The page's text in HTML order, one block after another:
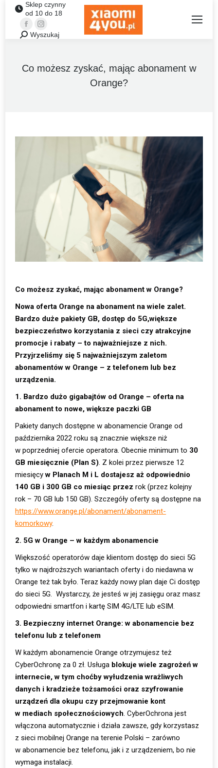
Sklep czynny
od 10 do 18
FacebookInstagram
Szukaj:Wyszukaj
Co możesz zyskać, mając abonament w
Orange?
Co możesz zyskać, mając abonament w Orange?
Nowa oferta Orange na abonament na wiele zalet.
Bardzo duże pakiety GB, dostęp do 5G,większe
bezpieczeństwo korzystania z sieci czy atrakcyjne
promocje i rabaty – to najważniejsze z nich.
Przyjrzeliśmy się 5 najważniejszym zaletom
abonamentów w Orange – z telefonem lub bez
urządzenia.
1. Bardzo dużo gigabajtów od Orange – oferta na
abonament to nowe, większe paczki GB
Pakiety danych dostępne w abonamencie Orange od
października 2022 roku są znacznie większe niż
w poprzedniej ofercie operatora. Obecnie minimum to 30
GB miesięcznie (Plan S). Z kolei przez pierwsze 12
miesięcyw Planach M i L dostajesz aż odpowiednio
140 GB i 300 GB co miesiąc przez rok (przez kolejny
rok – 70 GB lub 150 GB). Szczegóły oferty są dostępne na
https://www.orange.pl/abonament/abonament-
komorkowy.
2. 5G w Orange – w każdym abonamencie
Większość operatorów daje klientom dostęp do sieci 5G
tylko w najdroższych wariantach oferty i do niedawna w
Orange też tak było. Teraz każdy nowy plan daje Ci dostęp
do sieci 5G. Wystarczy, że jesteś w jej zasięgu oraz masz
odpowiedni smartfon i kartę SIM 4G/LTE lub eSIM.
3. Bezpieczny internet Orange: w abonamencie bez
telefonu lub z telefonem
W każdym abonamencie Orange otrzymujesz też
CyberOchronę za 0 zł. Usługa blokuje wiele zagrożeń w
internecie, w tym choćby wyłudzenia wrażliwych
danych i kradzieże tożsamości oraz szyfrowanie
urządzeń dla okupu czy przejmowanie kont
w mediach społecznościowych. CyberOchrona jest
włączona automatycznie i działa zawsze, gdy korzystasz
z sieci mobilnej Orange na terenie Polski – zarówno
w abonamencie bez telefonu, jak i z urządzeniem, bo nie
wymaga instalacji.